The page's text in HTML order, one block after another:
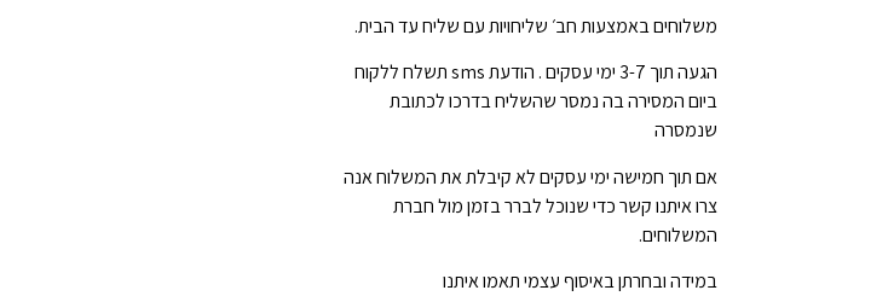
משלוחים באמצעות חב׳ שליחויות עם שליח עד הבית.
הגעה תוך 3-7 ימי עסקים . הודעת sms תשלח ללקוח
ביום המסירה בה נמסר שהשליח בדרכו לכתובת
שנמסרה
אם תוך חמישה ימי עסקים לא קיבלת את המשלוח אנה
צרו איתנו קשר כדי שנוכל לברר בזמן מול חברת
המשלוחים.
במידה ובחרתן באיסוף עצמי תאמו איתנו